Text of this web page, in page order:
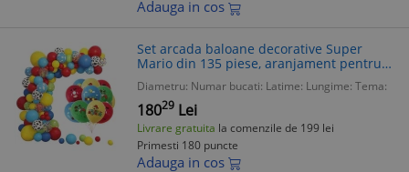
Adauga in cos
Set arcada baloane decorative Super
Mario din 135 piese, aranjament pentru
petrecere, calitate latex Extra, Multicolor
Diametru: Numar bucati: Latime: Lungime: Tema:
18029 Lei
Livrare gratuita la comenzile de 199 lei
Primesti 180 puncte
Adauga in cos